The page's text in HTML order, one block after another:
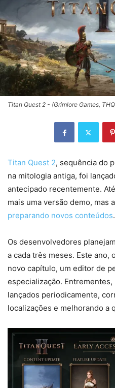
Titan Quest 2 - (Grimlore Games,
Titan Quest 2, sequência do
na mitologia antiga, foi
antecipado recentemente.
mais uma versão demo, mas
preparando novos conteúdos.
Os desenvolvedores
a cada três meses. Este ano,
novo capítulo, um editor de
especialização.
lançados periodicamente,
localizações e melhorando a